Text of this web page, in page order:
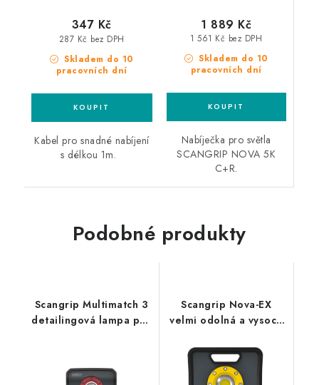
Skladem do 10
pracovních dní
287 Kč bez DPH
347 Kč
Kabel pro snadné nabíjení
s délkou 1m.
Skladem do 10
pracovních dní
1 561 Kč bez DPH
1 889 Kč
Nabíječka pro světla
SCANGRIP NOVA 5K
C+R.
Podobné produkty
Scangrip Multimatch 3
detailingová lampa pro
Scangrip Nova-EX
velmi odolná a vysoce
do výbušných prostředí
s 10m kabelem